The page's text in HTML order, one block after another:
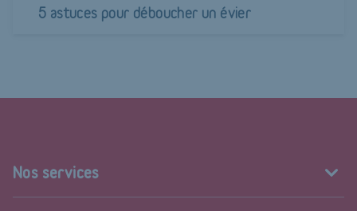
5 astuces pour déboucher un évier
Nos services